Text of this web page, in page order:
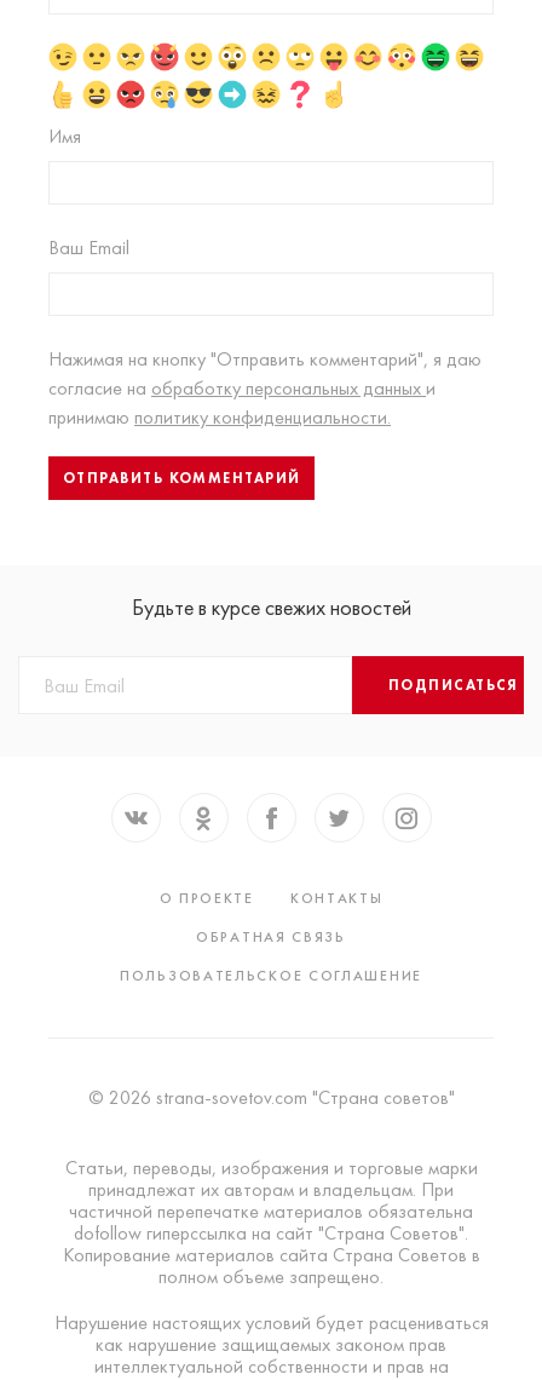
Имя
Ваш Email
Нажимая на кнопку "Отправить комментарий", я даю
согласие на обработку персональных данных и
принимаю политику конфиденциальности.
Будьте в курсе свежих новостей
ПОДПИСАТЬСЯ
О ПРОЕКТЕ
КОНТАКТЫ
ОБРАТНАЯ СВЯЗЬ
ПОЛЬЗОВАТЕЛЬСКОЕ СОГЛАШЕНИЕ
© 2026 strana-sovetov.com "Страна советов"
Статьи, переводы, изображения и торговые марки
принадлежат их авторам и владельцам. При
частичной перепечатке материалов обязательна
dofollow гиперссылка на сайт "Страна Советов".
Копирование материалов сайта Страна Советов в
полном объеме запрещено.
Нарушение настоящих условий будет расцениваться
как нарушение защищаемых законом прав
интеллектуальной собственности и прав на